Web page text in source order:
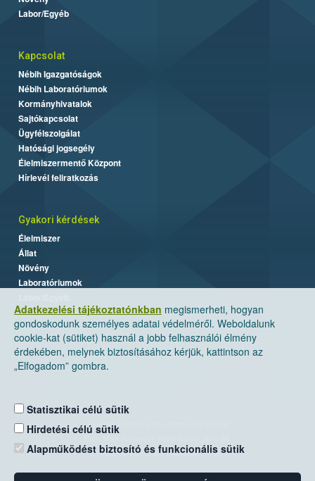
Adatkezelési tájékoztatónkban megismerheti, hogyan
gondoskodunk személyes adatai védelméről. Weboldalunk
cookie-kat (sütiket) használ a jobb felhasználói élmény
érdekében, melynek biztosításához kérjük, kattintson az
„Elfogadom” gombra.
Statisztikai célú sütik
Hirdetési célú sütik
Alapműködést biztosító és funkcionális sütik
Labor/Egyéb
Kapcsolat
Nébih Igazgatóságok
Nébih Laboratóriumok
Kormányhivatalok
Sajtókapcsolat
Ügyfélszolgálat
Hatósági jogsegély
Élelmiszermentő Központ
Hírlevél feliratkozás
Gyakori kérdések
Élelmiszer
Állat
Növény
Laboratóriumok
Nemzeti Élelmiszerlánc-biztonsági Hivatal
Levelezési cím: 1525 Budapest. Pf. 30.